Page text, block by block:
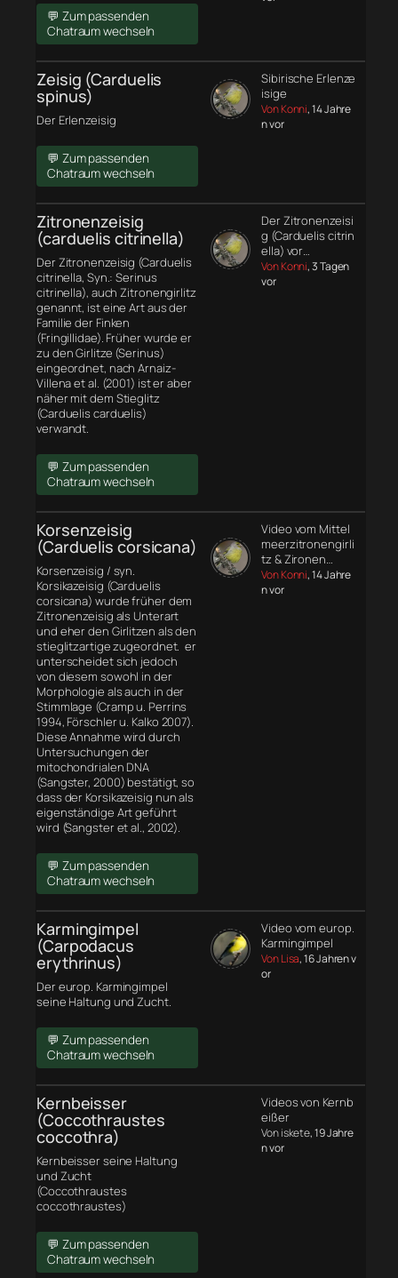
💬 Zum passenden
Chatraum wechseln
Zeisig (Carduelis
spinus)
Der Erlenzeisig
💬 Zum passenden
Chatraum wechseln
Sibirische Erlenze
isige
Von Konni, 14 Jahre
n vor
Zitronenzeisig
(carduelis citrinella)
Der Zitronenzeisig (Carduelis
citrinella, Syn.: Serinus
citrinella), auch Zitronengirlitz
genannt, ist eine Art aus der
Familie der Finken
(Fringillidae). Früher wurde er
zu den Girlitze (Serinus)
eingeordnet, nach Arnaiz-
Villena et al. (2001) ist er aber
näher mit dem Stieglitz
(Carduelis carduelis)
verwandt.
💬 Zum passenden
Chatraum wechseln
Der Zitronenzeisi
g (Carduelis citrin
ella) vor…
Von Konni, 3 Tagen
vor
Korsenzeisig
(Carduelis corsicana)
Korsenzeisig / syn.
Korsikazeisig (Carduelis
corsicana) wurde früher dem
Zitronenzeisig als Unterart
und eher den Girlitzen als den
stieglitzartige zugeordnet. er
unterscheidet sich jedoch
von diesem sowohl in der
Morphologie als auch in der
Stimmlage (Cramp u. Perrins
1994, Förschler u. Kalko 2007).
Diese Annahme wird durch
Untersuchungen der
mitochondrialen DNA
(Sangster, 2000) bestätigt, so
dass der Korsikazeisig nun als
eigenständige Art geführt
wird (Sangster et al., 2002).
💬 Zum passenden
Chatraum wechseln
Video vom Mittel
meerzitronengirli
tz & Zironen…
Von Konni, 14 Jahre
n vor
Karmingimpel
(Carpodacus
erythrinus)
Der europ. Karmingimpel
seine Haltung und Zucht.
💬 Zum passenden
Chatraum wechseln
Video vom europ.
Karmingimpel
Von Lisa, 16 Jahren v
or
Kernbeisser
(Coccothraustes
coccothra)
Kernbeisser seine Haltung
und Zucht
(Coccothraustes
coccothraustes)
💬 Zum passenden
Chatraum wechseln
Videos von Kernb
eißer
Von iskete, 19 Jahre
n vor